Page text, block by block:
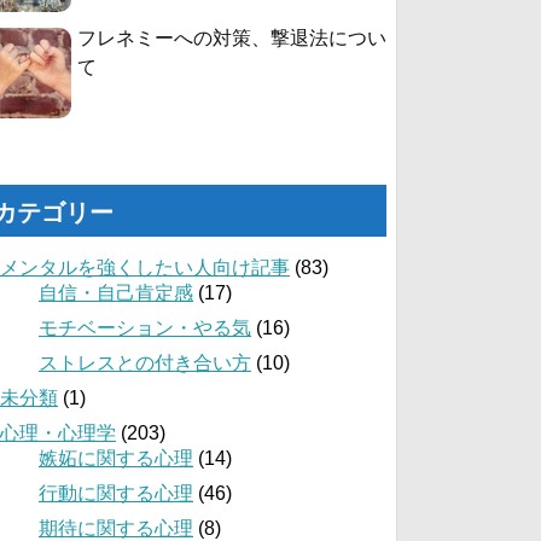
フレネミーへの対策、撃退法につい
て
テゴリー
メンタルを強くしたい人向け記事 (83)
自信・自己肯定感 (17)
モチベーション・やる気 (16)
ストレスとの付き合い方 (10)
未分類 (1)
心理・心理学 (203)
嫉妬に関する心理 (14)
行動に関する心理 (46)
期待に関する心理 (8)